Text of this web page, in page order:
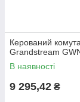
Керований
Grandstream
В наявності
9 295,42 ₴